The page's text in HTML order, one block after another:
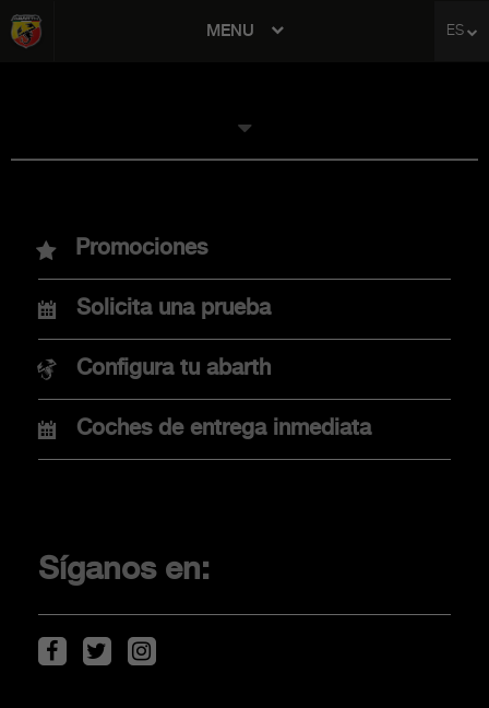
MENU ES
MODELOS
Nuevo Abarth 600e
Nuevo Abarth 500e
COMPRA
Financiación
Localiza tu concesionario
Descarga de Catálogos
Promociones
Solicita una prueba
Configura tu abarth
Coches de entrega inmediata
Síganos en: